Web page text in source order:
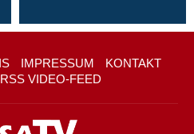
IMPRESSUM
KONTAKT
RSS VIDEO-FEED